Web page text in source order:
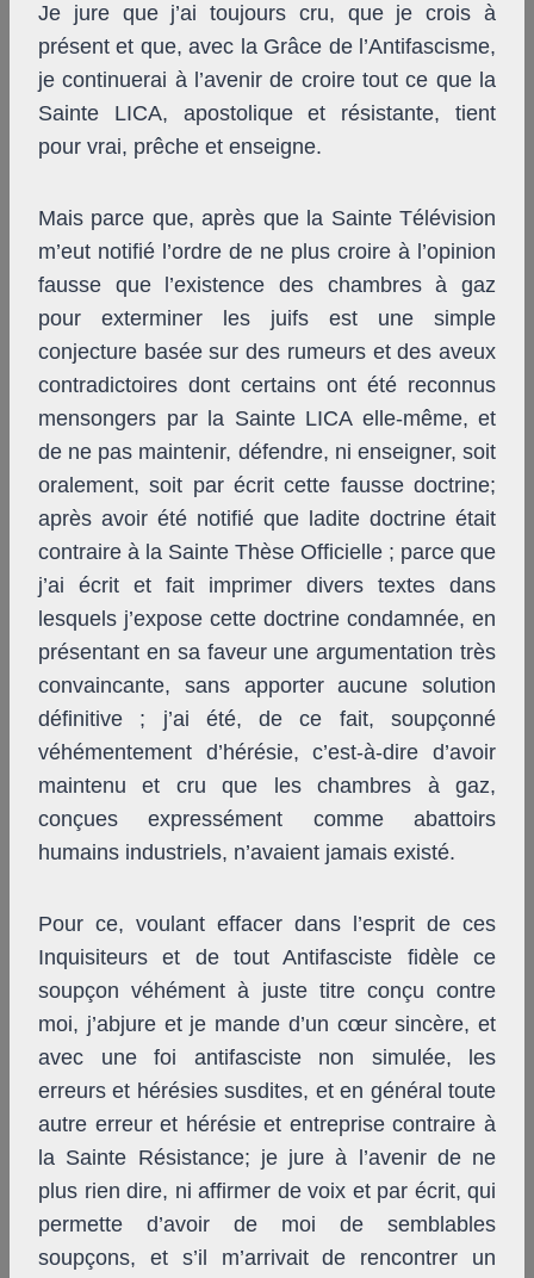
Je jure que j’ai toujours cru, que je crois à
présent et que, avec la Grâce de l’Antifascisme,
je continuerai à l’avenir de croire tout ce que la
Sainte LICA, apostolique et résistante, tient
pour vrai, prêche et enseigne.
Mais parce que, après que la Sainte Télévision
m’eut notifié l’ordre de ne plus croire à l’opinion
fausse que l’existence des chambres à gaz
pour exterminer les juifs est une simple
conjecture basée sur des rumeurs et des aveux
contradictoires dont certains ont été reconnus
mensongers par la Sainte LICA elle-même, et
de ne pas maintenir, défendre, ni enseigner, soit
oralement, soit par écrit cette fausse doctrine;
après avoir été notifié que ladite doctrine était
contraire à la Sainte Thèse Officielle ; parce que
j’ai écrit et fait imprimer divers textes dans
lesquels j’expose cette doctrine condamnée, en
présentant en sa faveur une argumentation très
convaincante, sans apporter aucune solution
définitive ; j’ai été, de ce fait, soupçonné
véhémentement d’hérésie, c’est-à-dire d’avoir
maintenu et cru que les chambres à gaz,
conçues expressément comme abattoirs
humains industriels, n’avaient jamais existé.
Pour ce, voulant effacer dans l’esprit de ces
Inquisiteurs et de tout Antifasciste fidèle ce
soupçon véhément à juste titre conçu contre
moi, j’abjure et je mande d’un cœur sincère, et
avec une foi antifasciste non simulée, les
erreurs et hérésies susdites, et en général toute
autre erreur et hérésie et entreprise contraire à
la Sainte Résistance; je jure à l’avenir de ne
plus rien dire, ni affirmer de voix et par écrit, qui
permette d’avoir de moi de semblables
soupçons, et s’il m’arrivait de rencontrer un